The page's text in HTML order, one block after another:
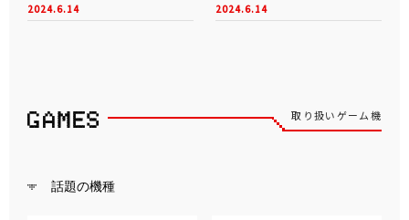
2024.6.14 2024.6.14
取り扱いゲーム機
話題の機種